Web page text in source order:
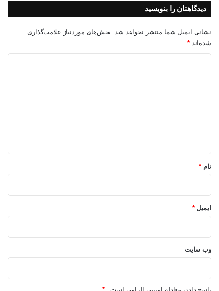
دیدگاهتان را بنویسید
نشانی ایمیل شما منتشر نخواهد شد. بخش‌های موردنیاز علامت‌گذاری
شده‌اند *
نام *
ایمیل *
وب‌ سایت
پاسخ دادن معادله امنیتی الزامی است . *